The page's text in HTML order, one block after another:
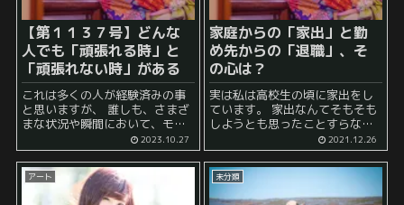
【第１１３７号】どんな
人でも「頑張れる時」と
「頑張れない時」がある
これは多くの人が経験済みの事
と思いますが、 誰しも、さまざ
まな状況や瞬間において、モチ
ベーションやエネルギーが高ま
る時と低い時があります。 「睡
眠時間は２時間や３時間でも全
然平気！圧倒的労働！」 という
鉄人のような行動を...
2023.10.27
家庭からの「家出」と勤
め先からの「退職」、そ
の心は？
実は私は高校生の頃に家出をし
ています。 家出なんてそもそも
しようとも思ったことすらない
幸せな人もいるかもしれません
が、 世の中には家出をしたいと
考えている若い人はそこそこい
るようです。 とはいえ、実際の
所、「家出をしたい...
2021.12.26
アート 未分類